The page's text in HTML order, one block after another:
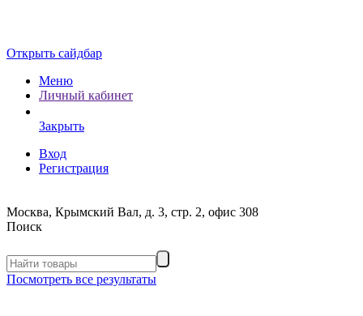
Открыть сайдбар
Меню
Личный кабинет
Закрыть
Вход
Регистрация
Москва, Крымский Вал, д. 3, стр. 2, офис 308
Поиск
Посмотреть все результаты